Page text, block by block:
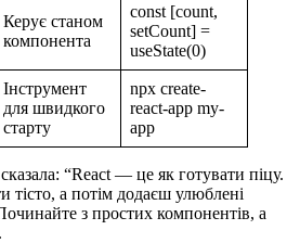
Керує станом
компонента
const [count,
setCount] =
useState(0)
Інструмент
для швидкого
старту
npx create-
react-app my-
app
“React — це як готувати піцу.
тісто, а потім додаєш улюблені
з простих компонентів, а